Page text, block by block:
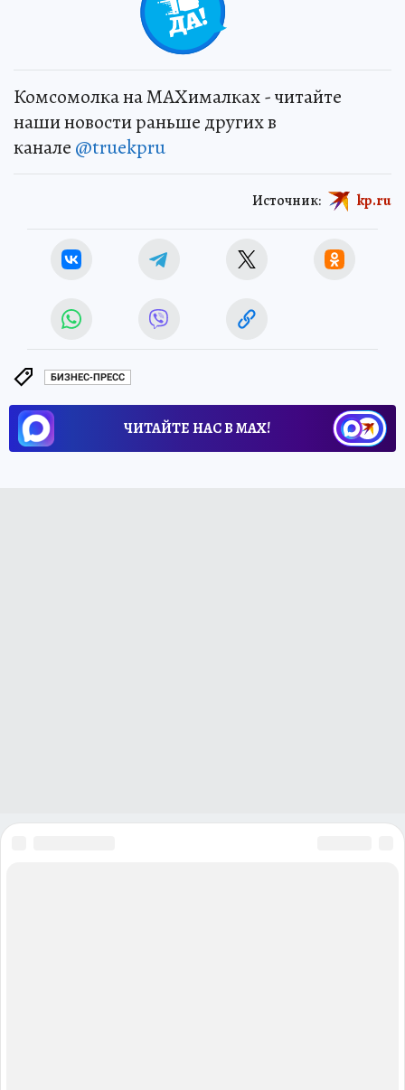
Комсомолка на MAXималках - читайте
наши новости раньше других в
канале @truekpru
Источник: kp.ru
БИЗНЕС-ПРЕСС
ЧИТАЙТЕ НАС В МАХ!